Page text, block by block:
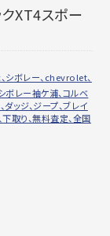
XT4スポー
シボレー、chevrolet、
ボレー袖ケ浦、コルベ
ダッジ、ジープ、ブレイ
下取り、無料査定、全国